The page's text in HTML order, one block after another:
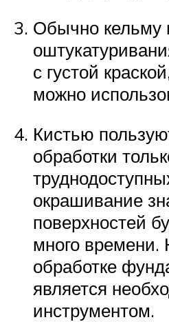
Обычно кельму
с густой
можно
Кистью
обработки
окрашивание
поверхностей
много времени.
обработке
является
инструментом.